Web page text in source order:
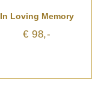
In Loving Memory
€ 98,-